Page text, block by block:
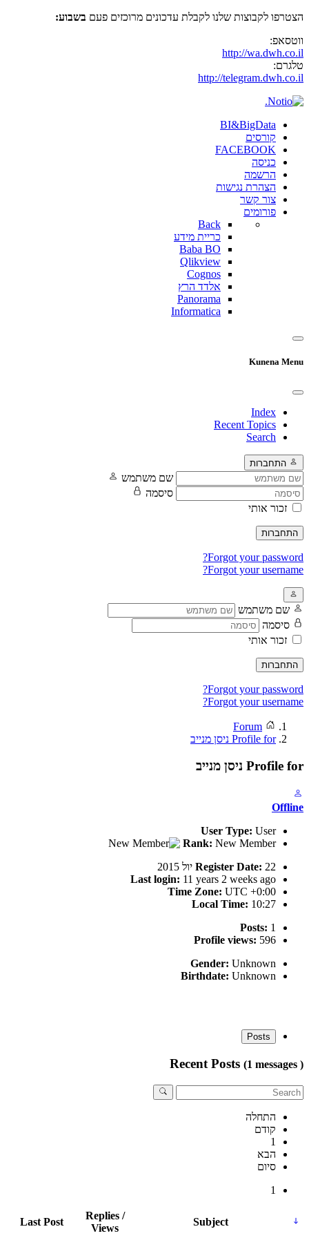
הצטרפו לקבוצות שלנו לקבלת עדכונים מרוכזים פעם בשבוע:
ווטסאפ:
http://wa.dwh.co.il
טלגרם:
http://telegram.dwh.co.il
BI&BigData
קורסים
FACEBOOK
כניסה
הרשמה
הצהרת נגישות
צור קשר
פורומים
Back
כריית מידע
Baba BO
Qlikview
Cognos
אלדד הרץ
Panorama
Informatica
Kunena Menu
Index
Recent Topics
Search
התחברות
שם משתמש
סיסמה
זכור אותי
התחברות
Forgot your password?
Forgot your username?
שם משתמש
סיסמה
זכור אותי
התחברות
Forgot your password?
Forgot your username?
Forum
Profile for ‫ניסן מנייב‬‎
Profile for ‫ניסן מנייב‬‎
Offline
User Type: User
Rank: New Member
Register Date: 22 יול 2015
Last login: 11 years 2 weeks ago
Time Zone: UTC +0:00
Local Time: 10:27
Posts: 1
Profile views: 596
Gender: Unknown
Birthdate: Unknown
Posts
Recent Posts (1 messages )
התחלה
קודם
1
הבא
סיום
1
Subject
Replies /
Views
Last Post